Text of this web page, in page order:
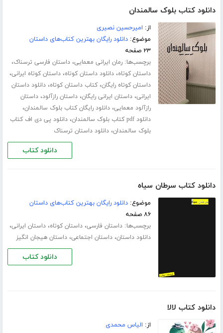
دانلود کتاب بلوک سالمندان
از: امیرحسین نصیری
موضوع:دانلود رایگان بهترین کتاب‌های داستان
۲۳ صفحه
برچسب‌ها:رمان ایرانی معمایی،داستان فارسی ترسناک،
داستان کوتاه،دانلود داستان کوتاه،داستان کوتاه ایرانی،
داستان کوتاه رایگان،کتاب داستان کوتاه،دانلود داستان
ایرانی،داستان ایرانی رایگان،داستان رازآلود،داستان
رازآلود معمایی،دانلود رایگان کتاب بلوک سالمندان،
دانلود pdf کتاب بلوک سالمندان ،دانلود پی دی اف کتاب
بلوک سالمندان،دانلود داستان ترسناک
دانلود کتاب
دانلود کتاب سرطان سیاه
موضوع:دانلود رایگان بهترین کتاب‌های داستان
۸۶ صفحه
برچسب‌ها:داستان فارسی،داستان کوتاه،داستان ایرانی،
دانلود داستان،داستان اجتماعی،داستان هیجان انگیز
دانلود کتاب
دانلود کتاب لالا
از: الیاس محمدی